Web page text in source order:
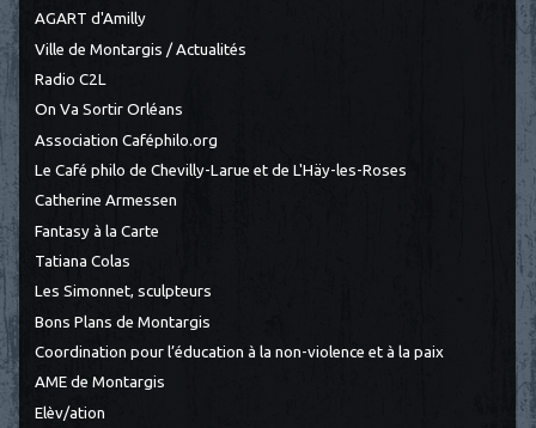
AGART d'Amilly
Ville de Montargis / Actualités
Radio C2L
On Va Sortir Orléans
Association Caféphilo.org
Le Café philo de Chevilly-Larue et de L'Häy-les-Roses
Catherine Armessen
Fantasy à la Carte
Tatiana Colas
Les Simonnet, sculpteurs
Bons Plans de Montargis
Coordination pour l’éducation à la non-violence et à la paix
AME de Montargis
Elèv/ation